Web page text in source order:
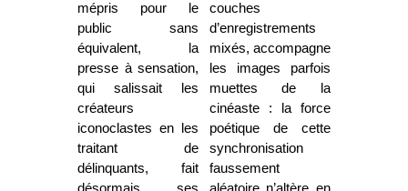
mépris pour le
public sans
équivalent, la
presse à sensation,
qui salissait les
créateurs
iconoclastes en les
traitant de
délinquants, fait
couches
d’enregistrements
mixés, accompagne
les images parfois
muettes de la
cinéaste : la force
poétique de cette
synchronisation
faussement